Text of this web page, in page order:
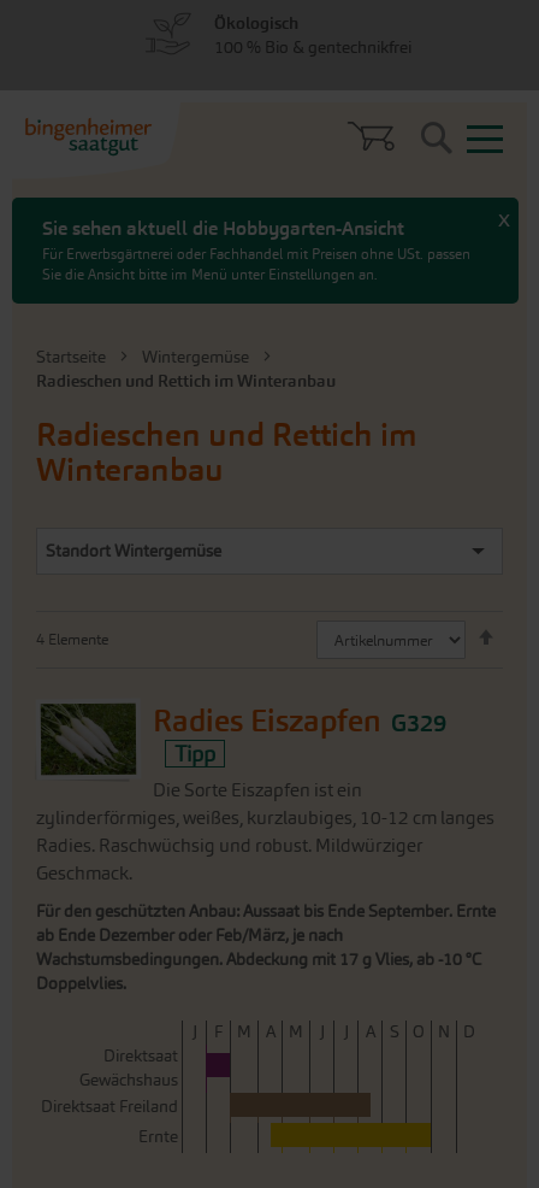
Sie sehen aktuell die Hobbygarten-Ansicht
Für Erwerbsgärtnerei oder Fachhandel mit Preisen ohne USt. passen
Sie die Ansicht bitte im Menü unter Einstellungen an.
x
Search
Startseite
Wintergemüse
Radieschen und Rettich im Winteranbau
Radieschen und Rettich im
Winteranbau
Standort Wintergemüse
4 Elemente
Radies Eiszapfen G329
Tipp
Die Sorte Eiszapfen ist ein
zylinderförmiges, weißes, kurzlaubiges, 10-12 cm langes
Radies. Raschwüchsig und robust. Mildwürziger
Geschmack.
Für den geschützten Anbau: Aussaat bis Ende September. Ernte
ab Ende Dezember oder Feb/März, je nach
Wachstumsbedingungen. Abdeckung mit 17 g Vlies, ab -10 °C
Doppelvlies.
J F M A M J J A S O N
D
Direktsaat
Gewächshaus
Direktsaat Freiland
Ernte
Ökologisch
100 % Bio & gentechnikfrei